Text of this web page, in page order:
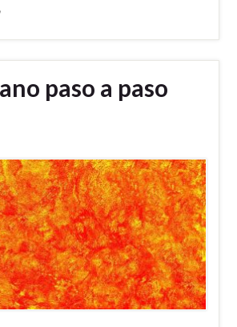
,
paso a paso